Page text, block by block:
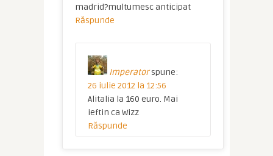
madrid?multumesc anticipat
Răspunde
Imperator spune:
26 iulie 2012 la 12:56
Alitalia la 160 euro. Mai
ieftin ca Wizz
Răspunde